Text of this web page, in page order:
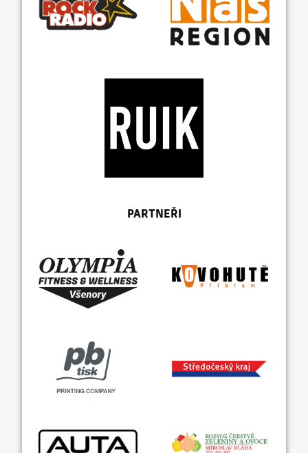
PARTNEŘI